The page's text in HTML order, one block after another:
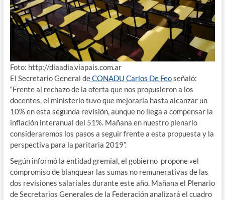
Foto: http://diaadia.viapais.com.ar
El Secretario General deCONADU Carlos De Feoseñaló:
“Frente al rechazo de la oferta que nos propusieron a los
docentes, el ministerio tuvo que mejorarla hasta alcanzar un
10% en esta segunda revisión, aunque no llega a compensar la
inflación interanual del 51%. Mañana en nuestro plenario
consideraremos los pasos a seguir frente a esta propuesta y la
perspectiva para la paritaria 2019”.
Según informó la entidad gremial, el gobierno propone «el
compromiso de blanquear las sumas no remunerativas de las
dos revisiones salariales durante este año. Mañana el Plenario
de Secretarios Generales de la Federación analizará el cuadro